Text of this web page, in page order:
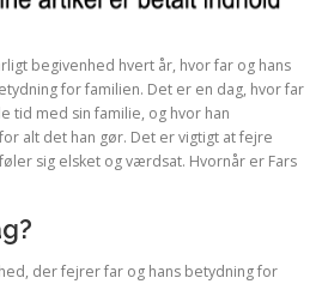
begivenhed hvert år, hvor far og hans
for familien. Det er en dag, hvor far
tid med sin familie, og hvor han
alt det han gør. Det er vigtigt at fejre
sig elsket og værdsat. Hvornår er Fars
der fejrer far og hans betydning for